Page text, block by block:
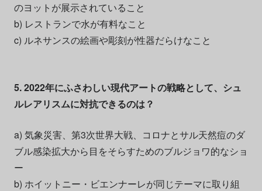
のヨットが展示されていること
b) レストランで水が有料なこと
c) ルネサンスの絵画や彫刻が性器だらけなこと
5. 2022年にふさわしい現代アートの戦略として、シュ
ルレアリスムに対抗できるのは？
a) 気象災害、第3次世界大戦、コロナとサル天然痘のダ
ブル感染拡大から目をそらすためのブルジョワ的なショ
ー
b) ホイットニー・ビエンナーレが同じテーマに取り組